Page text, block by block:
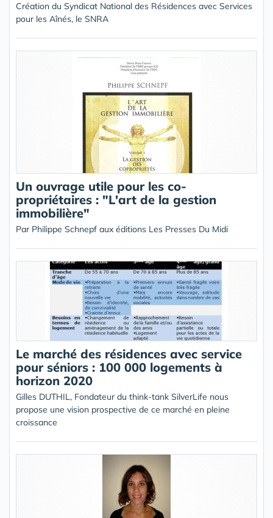
Création du Syndicat National des Résidences avec Services
pour les Aînés, le SNRA
Un ouvrage utile pour les co-
propriétaires : "L'art de la gestion
immobilière"
Par Philippe Schnepf aux éditions Les Presses Du Midi
Le marché des résidences avec service
pour séniors : 100 000 logements à
horizon 2020
Gilles DUTHIL, Fondateur du think-tank SilverLife nous
propose une vision prospective de ce marché en pleine
croissance